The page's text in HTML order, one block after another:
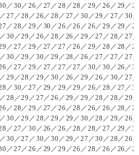
／30／26／27／28／28／29／26／29／
27／28／26／28／27／30／29／27／30
／28／29／30／26／26／26／29／29／
30／29／26／28／26／29／27／28／27
／27／29／27／27／26／29／28／28／
30／29／30／29／28／26／27／27／27
／27／29／27／27／27／30／30／26／
29／28／29／30／26／29／26／30／27
／30／27／29／29／29／26／28／27／
28／29／27／26／29／29／28／28／29
／28／29／27／26／28／26／26／28／
30／29／28／29／29／30／28／29／26
／27／30／26／26／28／28／27／29／
30／27／30／30／29／27／30／28／26
／27／26／29／29／26／28／26／26／